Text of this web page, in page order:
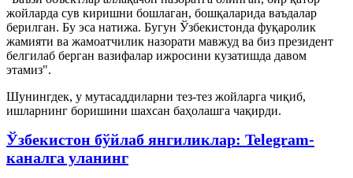
жойларда сув киришни бошлаган, бошқаларида ваъдалар
берилган. Бу эса натижа. Бугун Ўзбекистонда фуқаролик
жамияти ва жамоатчилик назорати мавжуд ва биз президент
белгилаб берган вазифалар ижросини кузатишда давом
этамиз".
Шунингдек, у мутасаддиларни тез-тез жойларга чиқиб,
ишларнинг боришини шахсан баҳолашга чақирди.
Ўзбекистон бўйлаб янгиликлар: Telegram-
каналга уланинг